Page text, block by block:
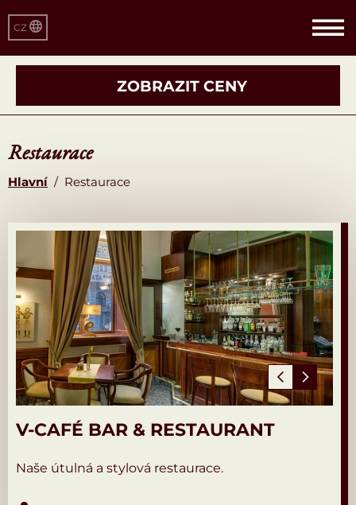
ZOBRAZIT CENY
CZ
Restaurace
Hlavní / Restaurace
V-CAFÉ BAR & RESTAURANT
Naše útulná a stylová restaurace.